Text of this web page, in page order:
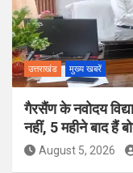
उत्तराखंड मुख्य खबरें
गैरसैंण के नवोदय
नहीं, 5 महीने बाद हैं
August 5, 2026